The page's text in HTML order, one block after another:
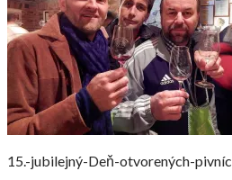
15.-jubilejný-Deň-otvorených-pivníc